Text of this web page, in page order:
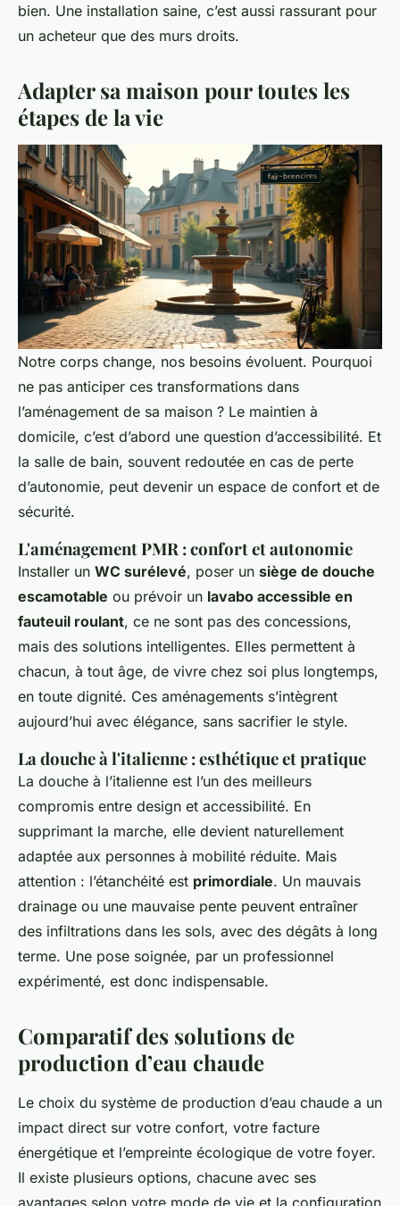
bien. Une installation saine, c’est aussi rassurant pour
un acheteur que des murs droits.
Adapter sa maison pour toutes les
étapes de la vie
Notre corps change, nos besoins évoluent. Pourquoi
ne pas anticiper ces transformations dans
l’aménagement de sa maison ? Le maintien à
domicile, c’est d’abord une question d’accessibilité. Et
la salle de bain, souvent redoutée en cas de perte
d’autonomie, peut devenir un espace de confort et de
sécurité.
L'aménagement PMR : confort et autonomie
Installer un WC surélevé, poser un siège de douche
escamotable ou prévoir un lavabo accessible en
fauteuil roulant, ce ne sont pas des concessions,
mais des solutions intelligentes. Elles permettent à
chacun, à tout âge, de vivre chez soi plus longtemps,
en toute dignité. Ces aménagements s’intègrent
aujourd’hui avec élégance, sans sacrifier le style.
La douche à l'italienne : esthétique et pratique
La douche à l’italienne est l’un des meilleurs
compromis entre design et accessibilité. En
supprimant la marche, elle devient naturellement
adaptée aux personnes à mobilité réduite. Mais
attention : l’étanchéité est primordiale. Un mauvais
drainage ou une mauvaise pente peuvent entraîner
des infiltrations dans les sols, avec des dégâts à long
terme. Une pose soignée, par un professionnel
expérimenté, est donc indispensable.
Comparatif des solutions de
production d’eau chaude
Le choix du système de production d’eau chaude a un
impact direct sur votre confort, votre facture
énergétique et l’empreinte écologique de votre foyer.
Il existe plusieurs options, chacune avec ses
avantages selon votre mode de vie et la configuration